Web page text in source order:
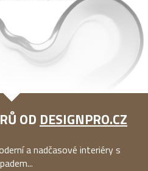
OD DESIGNPRO.CZ
a nadčasové interiéry s